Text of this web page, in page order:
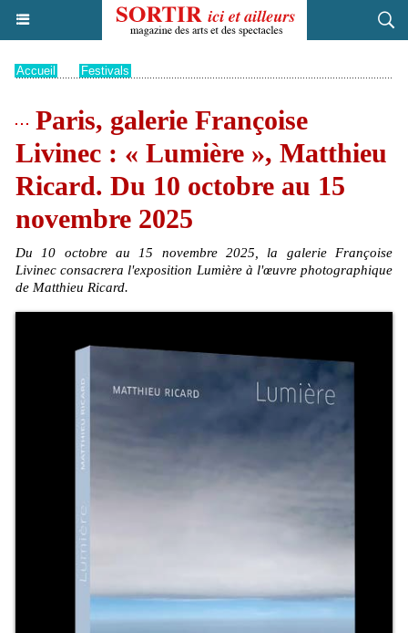
Accueil Festivals
Paris, galerie Françoise
Livinec : « Lumière », Matthieu
Ricard. Du 10 octobre au 15
novembre 2025
Du 10 octobre au 15 novembre 2025, la galerie Françoise
Livinec consacrera l'exposition Lumière à l'œuvre photographique
de Matthieu Ricard.